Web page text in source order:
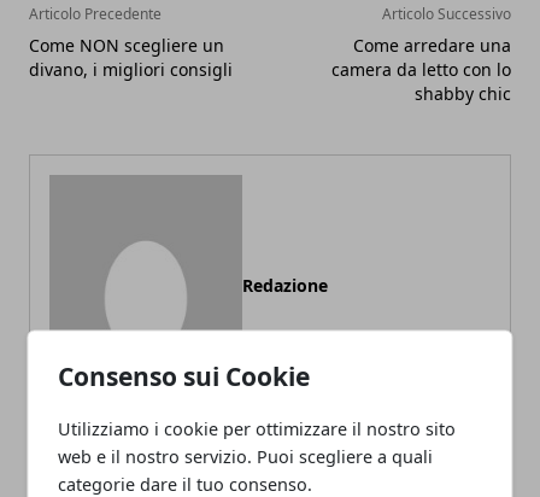
Consenso sui Cookie
Utilizziamo i cookie per ottimizzare il nostro sito
web e il nostro servizio. Puoi scegliere a quali
categorie dare il tuo consenso.
Articolo Precedente
Come NON scegliere un
divano, i migliori consigli
Articolo Successivo
Come arredare una
camera da letto con lo
shabby chic
Redazione